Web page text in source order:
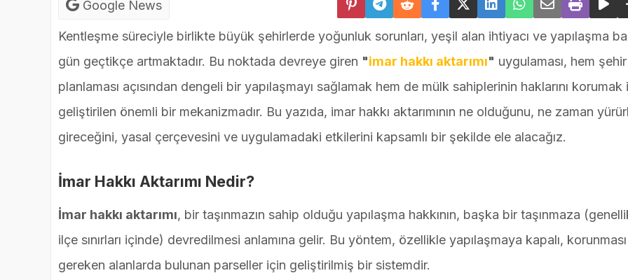
Google News
Kentleşme süreciyle birlikte büyük şehirlerde yoğunluk sorunları, yeşil alan ihtiyacı ve yapılaşma
gün geçtikçe artmaktadır. Bu noktada devreye giren "imar hakkı aktarımı" uygulaması, hem şehir
planlaması açısından dengeli bir yapılaşmayı sağlamak hem de mülk sahiplerinin haklarını korumak
geliştirilen önemli bir mekanizmadır. Bu yazıda, imar hakkı aktarımının ne olduğunu, ne zaman
gireceğini, yasal çerçevesini ve uygulamadaki etkilerini kapsamlı bir şekilde ele alacağız.
İmar Hakkı Aktarımı Nedir?
İmar hakkı aktarımı, bir taşınmazın sahip olduğu yapılaşma hakkının, başka bir taşınmaza
ilçe sınırları içinde) devredilmesi anlamına gelir. Bu yöntem, özellikle yapılaşmaya kapalı, korunması
gereken alanlarda bulunan parseller için geliştirilmiş bir sistemdir.